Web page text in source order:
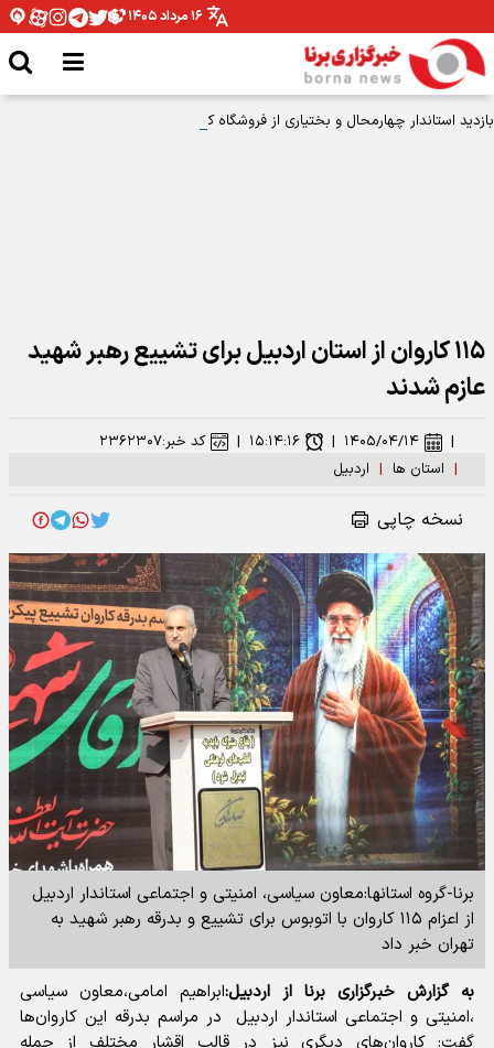
۱۶ مرداد ۱۴۰۵
بازدید استاندار چهارمحال و بختیاری از فروشگاه کارآفن؛ گامی بلند در جهت حمایت
۱۱۵ کاروان از استان اردبیل برای تشییع رهبر شهید
عازم شدند
| استان ها | اردبیل
| ۱۴۰۵/۰۴/۱۴ | ۱۵:۱۴:۱۶ | کد خبر:۲۳۶۲۳۰۷
نسخه چاپی
برنا-گروه استانها:معاون سیاسی، امنیتی و اجتماعی استاندار اردبیل
از اعزام ۱۱۵ کاروان با اتوبوس برای تشییع و بدرقه رهبر شهید به
تهران خبر داد
به گزارش خبرگزاری برنا از اردبیل:ابراهیم امامی،معاون سیاسی
،امنیتی و اجتماعی استاندار اردبیل در مراسم بدرقه این کاروان‌ها